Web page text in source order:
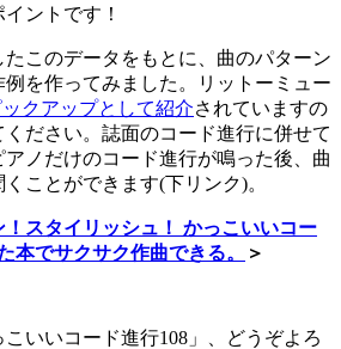
ントです！
このデータをもとに、曲のパターン
を作ってみました。リットーミュー
ックアップとして紹介されていますの
ださい。誌面のコード進行に併せて
ノだけのコード進行が鳴った後、曲
ことができます(下リンク)。
スタイリッシュ！ かっこいいコー
本でサクサク作曲できる。
＞
いいコード進行108」、どうぞよろ